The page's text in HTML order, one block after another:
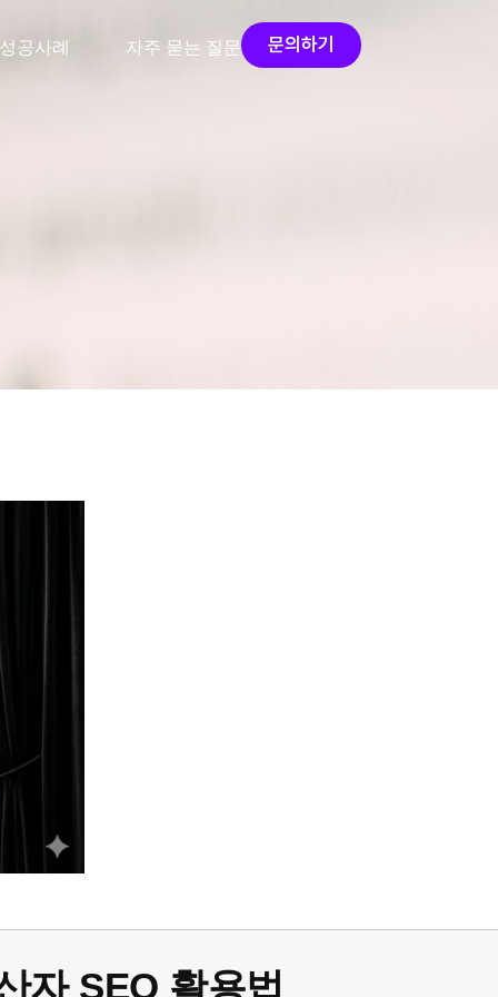
성공사례 자주 묻는 질문 문의하기
자 SEO 활용법